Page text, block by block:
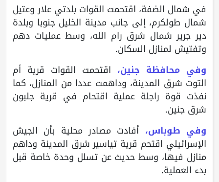
في شمال الضفة، اقتحمت القوات بلدتي علار وعتيل
شمال طولكرم، إلى جانب مدينة الخليل جنوبا وبلدة
دير جرير شمال شرق رام الله، وسط عمليات دهم
وتفتيش لمنازل السكان.
وفي محافظة جنين، اقتحمت القوات قرية أم
التوت شرق المدينة، وداهمت عددا من المنازل، كما
نفذت قوة راجلة عملية اقتحام في قرية جلبون
شرق جنين.
وفي طوباس، أفادت مصادر محلية بأن الجيش
الإسرائيلي اقتحم قرية تياسير شرق المدينة وداهم
منازل فيها، وسط حديث عن تسلل وحدة خاصة قبل
بدء العملية.